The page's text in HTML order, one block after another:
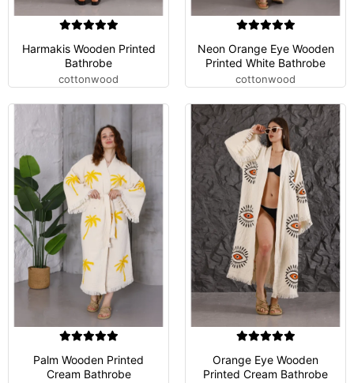
Harmakis Wooden Printed
Bathrobe
cottonwood
Neon Orange Eye Wooden
Printed White Bathrobe
cottonwood
Palm Wooden Printed
Cream Bathrobe
Orange Eye Wooden
Printed Cream Bathrobe